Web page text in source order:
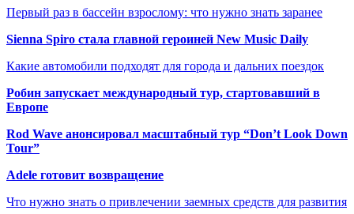
Первый раз в бассейн взрослому: что нужно знать заранее
Sienna Spiro стала главной героиней New Music Daily
Какие автомобили подходят для города и дальних поездок
Робин запускает международный тур, стартовавший в
Европе
Rod Wave анонсировал масштабный тур “Don’t Look Down
Tour”
Adele готовит возвращение
Что нужно знать о привлечении заемных средств для развития